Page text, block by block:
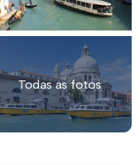
Todas as fotos